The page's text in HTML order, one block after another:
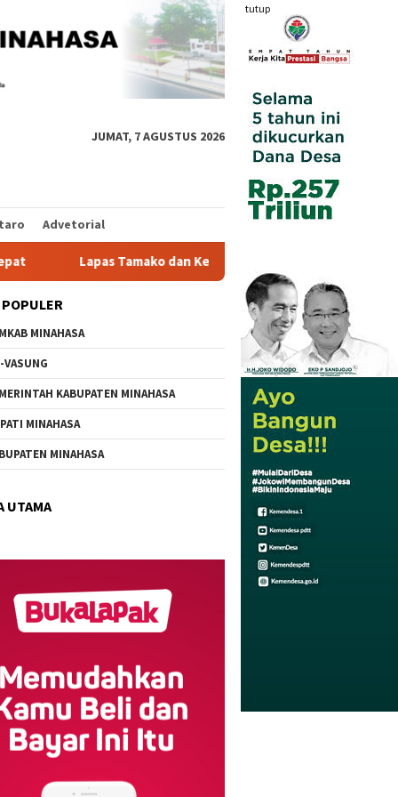
tutup
JUMAT, 7 AGUSTUS 2026
Advetorial
Kemenag Bersinergi Pulihkan Mental Warga Binaan
MINAHASA
VASUNG
KABUPATEN MINAHASA
MINAHASA
MINAHASA
UTAMA